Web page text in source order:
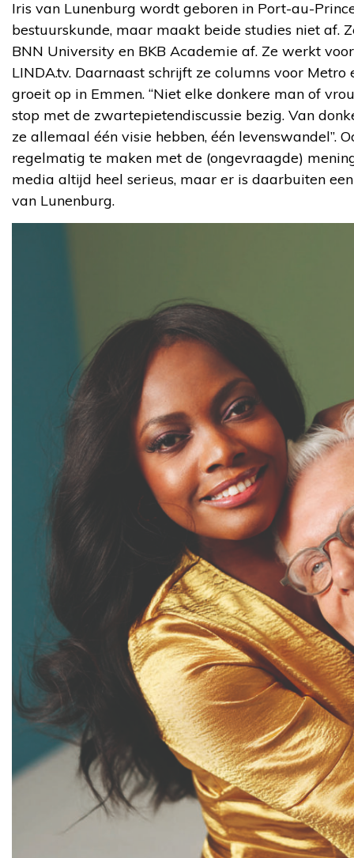
Iris van Lunenburg wordt geboren in Port-au-
bestuurskunde, maar maakt beide studies niet af.
BNN University en BKB Academie af. Ze werkt
LINDA.tv. Daarnaast schrijft ze columns voor Metro
groeit op in Emmen. “Niet elke donkere man of
stop met de zwartepietendiscussie bezig. Van
ze allemaal één visie hebben, één levenswandel”.
regelmatig te maken met de (ongevraagde)
media altijd heel serieus, maar er is daarbuiten
van Lunenburg.